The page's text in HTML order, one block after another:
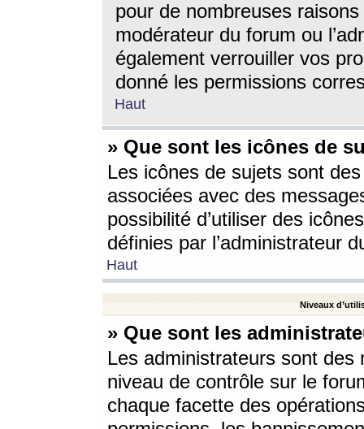
pour de nombreuses
modérateur du forum ou
également verrouiller vos
donné les permissions
Haut
» Que sont les icônes de
Les icônes de sujets sont
associées avec des
possibilité d’utiliser des
définies par l’administrateur
Haut
Niveaux
» Que sont les
Les administrateurs sont
niveau de contrôle sur le
chaque facette des